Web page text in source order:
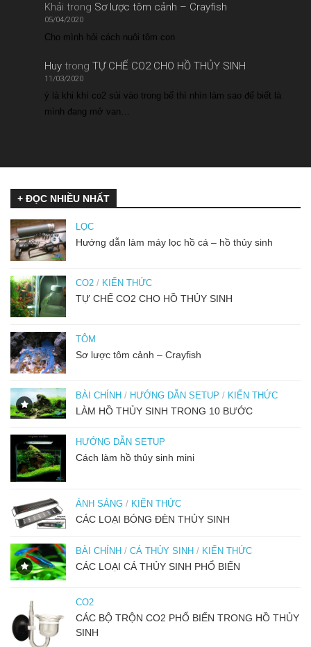
Khải trong Sơ lược tôm cảnh – Crayfish
05/04/2020
Cho mình hỏi cách nuôi tôm con
Huytrong TỰ CHẾ CO2 CHO HỒ THỦY SINH
11/03/2020
ý là khi khí co2 sủi vào trong bể thì nhìn làm sao để biết là
mình đang mở van…
+ ĐỌC NHIỀU NHẤT
LỌC
Hướng dẫn làm máy lọc hồ cá – hồ thủy sinh
CO2 / KIẾN THỨC
TỰ CHẾ CO2 CHO HỒ THỦY SINH
TÔM
Sơ lược tôm cảnh – Crayfish
BÀI CHÍNH / HƯỚNG DẪN SETUP / KIẾN THỨC
LÀM HỒ THỦY SINH TRONG 10 BƯỚC
HƯỚNG DẪN SETUP
Cách làm hồ thủy sinh mini
ÁNH SÁNG / KIẾN THỨC
CÁC LOẠI BÓNG ĐÈN THỦY SINH
BÀI CHÍNH / CÁ THỦY SINH / KIẾN THỨC
CÁC LOẠI CÁ THỦY SINH PHỔ BIẾN
CO2
CÁC BỘ TRỘN CO2 PHỔ BIẾN TRONG HỒ THỦY
SINH